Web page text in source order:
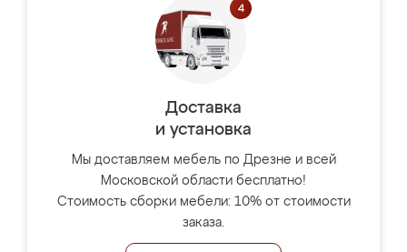
Доставка
и установка
Мы доставляем мебель по Дрезне и всей
Московской области бесплатно!
Стоимость сборки мебели: 10% от стоимости
заказа.